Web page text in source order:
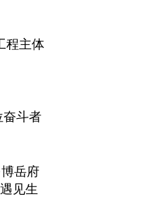
程主体
奋斗者
岳府
见生